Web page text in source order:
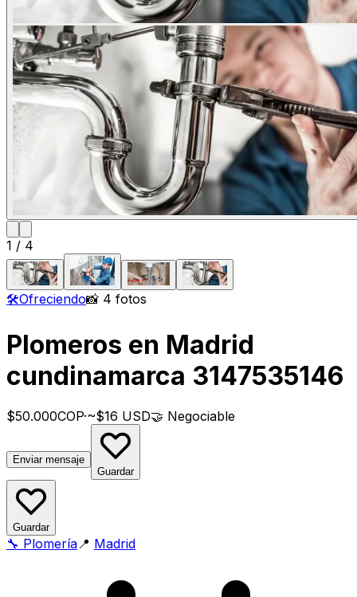
1 / 4
🛠️Ofreciendo📸 4 fotos
Plomeros en Madrid
cundinamarca 3147535146
$50.000COP·~$16 USD🤝 Negociable
Enviar mensaje
Guardar
Guardar
🔧 Plomería 📍 Madrid